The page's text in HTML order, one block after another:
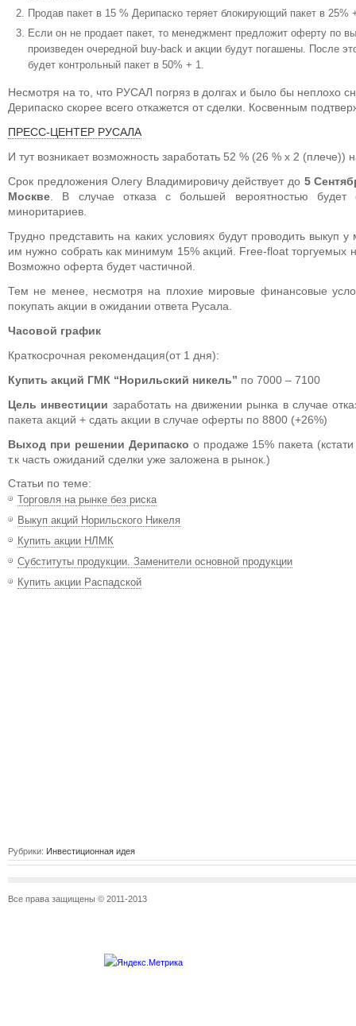
Продав пакет в 15 % Дерипаско теряет блокирующий пакет в 25%
Если он не продает пакет, то менеджмент предложит оферту по
произведен очередной buy-back и акции будут погашены. После
будет контрольный пакет в 50% + 1.
Несмотря на то, что РУСАЛ погряз в долгах и было бы неплохо
Дерипаско скорее всего откажется от сделки. Косвенным
ПРЕСС-ЦЕНТЕР РУСАЛА
И тут возникает возможность заработать 52 % (26 % х 2 (плече))
Срок предложения Олегу Владимировичу действует до 5
Москве . В случае отказа с большей вероятностью будет
миноритариев.
Трудно представить на каких условиях будут проводить выкуп
им нужно собрать как минимум 15% акций. Free-float торгуемых
Возможно оферта будет частичной.
Тем не менее, несмотря на плохие мировые финансовые
покупать акции в ожидании ответа Русала.
Часовой график
Краткосрочная рекомендация(от 1 дня):
Купить акций ГМК “Норильский никель” по 7000 – 7100
Цель инвестиции заработать на движении рынка в случае
пакета акций + сдать акции в случае оферты по 8800 (+26%)
Выход при решении Дерипаско о продаже 15% пакета
т.к часть ожиданий сделки уже заложена в рынок.)
Статьи по теме:
Торговля на рынке без риска
Выкуп акций Норильского Никеля
Купить акции НЛМК
Субституты продукции. Заменители основной продукции
Купить акции Распадской
Рубрики: Инвестиционная идея
Все права защищены © 2011-2013